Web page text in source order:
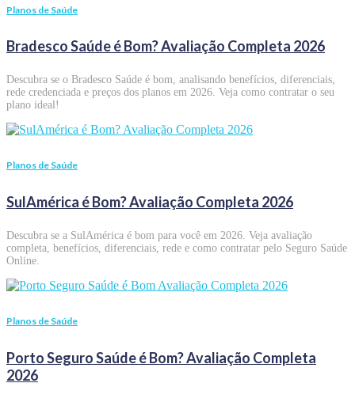
Planos de Saúde
Bradesco Saúde é Bom? Avaliação Completa 2026
Descubra se o Bradesco Saúde é bom, analisando benefícios, diferenciais,
rede credenciada e preços dos planos em 2026. Veja como contratar o seu
plano ideal!
Planos de Saúde
SulAmérica é Bom? Avaliação Completa 2026
Descubra se a SulAmérica é bom para você em 2026. Veja avaliação
completa, benefícios, diferenciais, rede e como contratar pelo Seguro Saúde
Online.
Planos de Saúde
Porto Seguro Saúde é Bom? Avaliação Completa
2026